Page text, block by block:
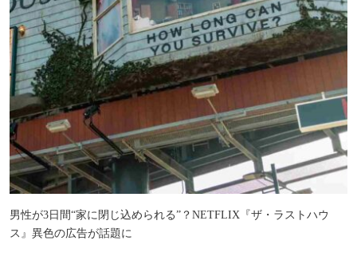
男性が3日間“家に閉じ込められる”？NETFLIX『ザ・ラストハウ
ス』異色の広告が話題に